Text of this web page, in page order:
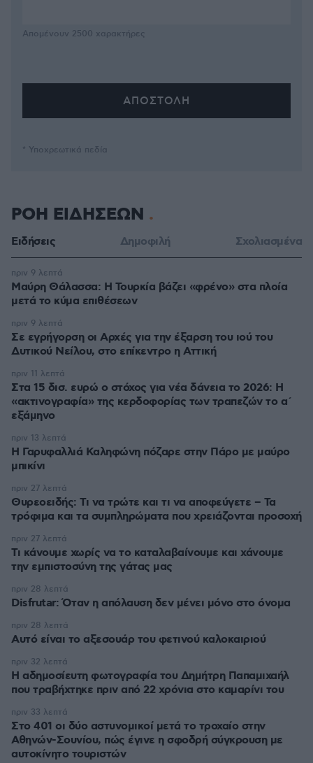
Απομένουν 2500 χαρακτήρες
* Υποχρεωτικά πεδία
ΡΟΗ ΕΙΔΗΣΕΩΝ
Ειδήσεις Δημοφιλή Σχολιασμένα
Μαύρη Θάλασσα: Η Τουρκία βάζει «φρένο» στα πλοία
μετά το κύμα επιθέσεων
πριν 9 λεπτά
Σε εγρήγορση οι Αρχές για την έξαρση του ιού του
Δυτικού Νείλου, στο επίκεντρο η Αττική
πριν 9 λεπτά
Στα 15 δισ. ευρώ ο στόχος για νέα δάνεια το 2026: Η
«ακτινογραφία» της κερδοφορίας των τραπεζών το α΄
εξάμηνο
πριν 11 λεπτά
Η Γαρυφαλλιά Καληφώνη πόζαρε στην Πάρο με μαύρο
μπικίνι
πριν 13 λεπτά
Θυρεοειδής: Τι να τρώτε και τι να αποφεύγετε – Τα
τρόφιμα και τα συμπληρώματα που χρειάζονται προσοχή
πριν 27 λεπτά
Τι κάνουμε χωρίς να το καταλαβαίνουμε και χάνουμε
την εμπιστοσύνη της γάτας μας
πριν 27 λεπτά
Disfrutar: Όταν η απόλαυση δεν μένει μόνο στο όνομα
πριν 28 λεπτά
Αυτό είναι το αξεσουάρ του φετινού καλοκαιριού
πριν 28 λεπτά
Η αδημοσίευτη φωτογραφία του Δημήτρη Παπαμιχαήλ
που τραβήχτηκε πριν από 22 χρόνια στο καμαρίνι του
πριν 32 λεπτά
Στο 401 οι δύο αστυνομικοί μετά το τροχαίο στην
Αθηνών-Σουνίου, πώς έγινε η σφοδρή σύγκρουση με
αυτοκίνητο τουριστών
πριν 33 λεπτά